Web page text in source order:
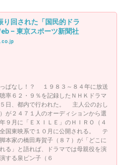
り回された「国民的ドラ
– 東京スポーツ新聞社
ぱなし！？ １９８３～８４年に放送
率６２・９％を記録したＮＨＫドラマ
５日、都内で行われた。 主人公のおし
が２４７１人のオーディションから選
９月に「ＥＸＩＬＥ」のＨＩＲＯ（４
国東映系で１０月に公開される。 テ
本家の橋田寿賀子（８７）が「どこに
る」と語れば、ドラマでは母親役を演
する泉ピン子（６